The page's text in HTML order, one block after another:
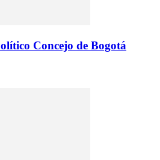
Concejo de Bogotá